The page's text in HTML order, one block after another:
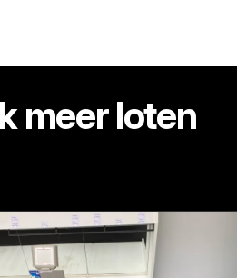
meer loten